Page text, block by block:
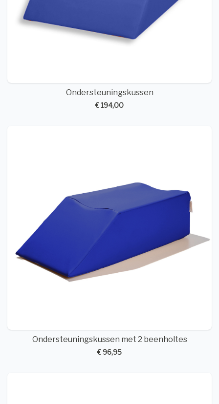
Ondersteuningskussen
€ 194,00
Ondersteuningskussen met 2 beenholtes
€ 96,95